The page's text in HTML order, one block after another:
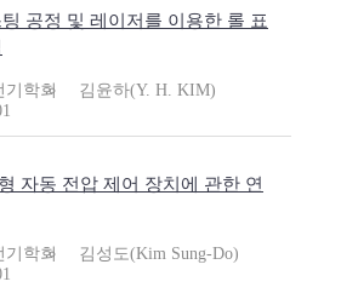
공정 및 레이저를 이용한 롤 표
기학회
김윤하(Y. H. KIM)
자동 전압 제어 장치에 관한 연
기학회
김성도(Kim Sung-Do)